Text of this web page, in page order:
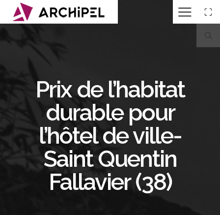
Prix de l’habitat
durable pour
l’hôtel de ville-
Saint Quentin
Fallavier (38)